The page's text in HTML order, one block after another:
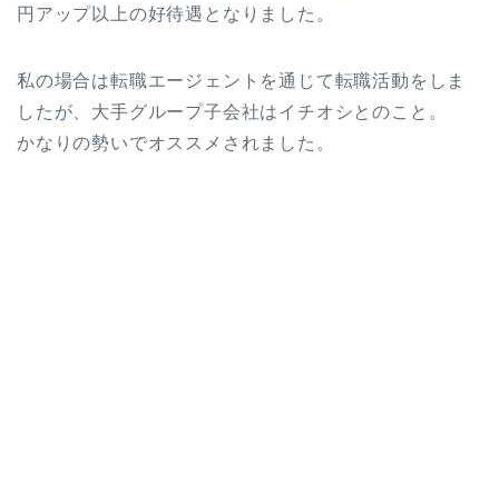
円アップ以上の好待遇となりました。
私の場合は転職エージェントを通じて転職活動をしま
したが、大手グループ子会社はイチオシとのこと。
かなりの勢いでオススメされました。